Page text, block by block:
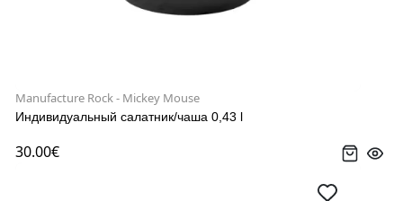
Manufacture Rock - Mickey Mouse
Индивидуальный салатник/чаша 0,43 l
30.00€